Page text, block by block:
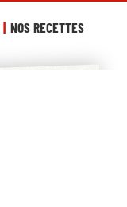
NOS RECETTES